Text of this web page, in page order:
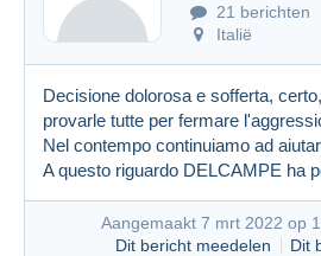
21 berichten
Italië
Decisione dolorosa e sofferta,
provarle tutte per fermare
Nel contempo continuiamo ad
A questo riguardo DELCAMPE ha
Aangemaakt 7 mrt 2022 op
Dit bericht meedelen
Dit